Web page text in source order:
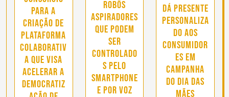
para a
criação de
plataforma
colaborativ
a que visa
acelerar a
democratiz
robôs
aspiradores
que podem
ser
controlado
s pelo
smartphone
e por voz
dá presente
personaliza
do aos
consumidor
es em
campanha
do Dia das
Mães